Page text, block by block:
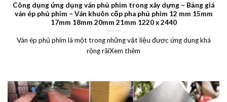
Công dụng ứng dụng ván phủ phim trong xây dựng – Bảng giá
ván ép phủ phim – Ván khuôn cốp pha phủ phim 12 mm 15mm
17mm 18mm 20mm 21mm 1220 x 2440
Ván ép phủ phim là một trong những vật liệu được ứng dụng khá
rộng rãiXem thêm